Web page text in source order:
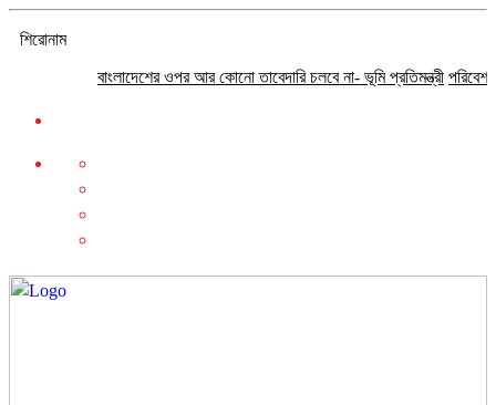
শিরোনাম
বাংলাদেশের ওপর আর কোনো তাবেদারি চলবে না- ভূমি প্রতিমন্ত্রী পরিবেশ